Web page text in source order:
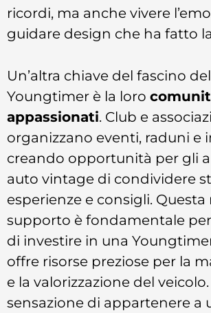
ricordi, ma anche vivere
guidare design che ha fatto
Un’altra chiave del fascino
Youngtimer è la loro
appassionati. Club e
organizzano eventi, raduni e
creando opportunità per gli
auto vintage di condividere
esperienze e consigli. Questa
supporto è fondamentale
di investire in una
offre risorse preziose per la
e la valorizzazione del
sensazione di appartenere a